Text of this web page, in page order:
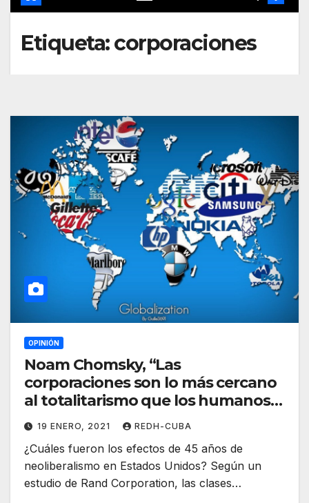
Etiqueta:corporaciones
OPINIÓN
Noam Chomsky, “Las
corporaciones son lo más cercano
al totalitarismo que los humanos
han podido crear”. Por Enric Llopis
19 ENERO, 2021 REDH-CUBA
¿Cuáles fueron los efectos de 45 años de
neoliberalismo en Estados Unidos? Según un
estudio de Rand Corporation, las clases…